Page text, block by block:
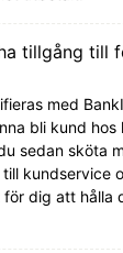
tillgång till
med
bli kund hos
sedan sköta
kundservice
för dig att hålla